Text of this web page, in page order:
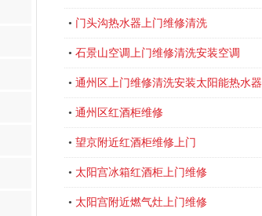
• 门头沟热水器上门维修清洗
• 石景山空调上门维修清洗安装空调
• 通州区上门维修清洗安装太阳能热水器
• 通州区红酒柜维修
• 望京附近红酒柜维修上门
• 太阳宫冰箱红酒柜上门维修
• 太阳宫附近燃气灶上门维修